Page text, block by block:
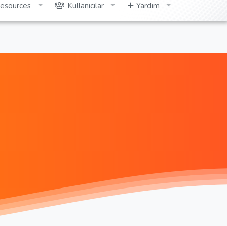
Giriş yap Kayıt ol
Kullanıcılar Yardım